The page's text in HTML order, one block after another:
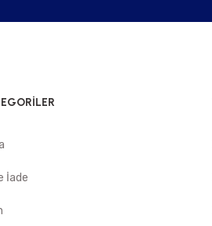
İade